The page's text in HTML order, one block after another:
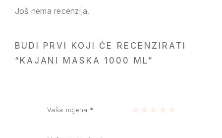
Još nema recenzija.
BUDI PRVI KOJI ĆE RECENZIRATI
“KAJANI MASKA 1000 ML”
Vaša ocjena *